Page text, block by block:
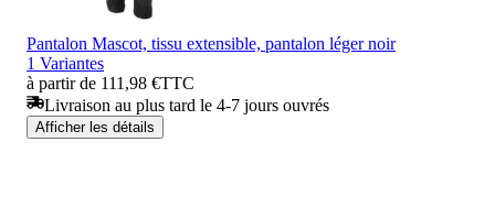
Pantalon Mascot, tissu extensible, pantalon léger noir
1 Variantes
à partir de 111,98 €TTC
Livraison au plus tard le 4-7 jours ouvrés
Afficher les détails